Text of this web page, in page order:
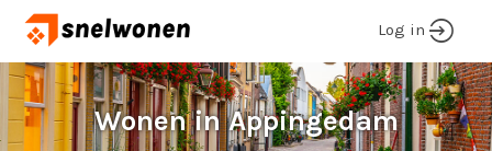
Log in
Wonen in Appingedam